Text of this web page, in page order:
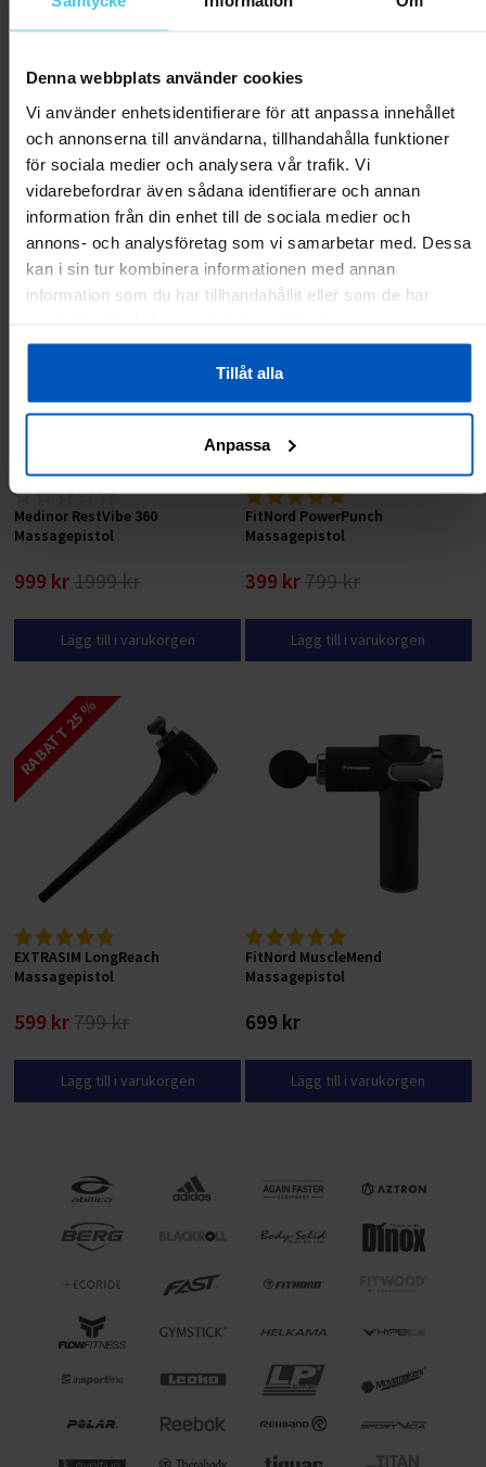
Denna webbplats använder cookies
Vi använder enhetsidentifierare för att anpassa innehållet
och annonserna till användarna, tillhandahålla funktioner
för sociala medier och analysera vår trafik. Vi
vidarebefordrar även sådana identifierare och annan
information från din enhet till de sociala medier och
annons- och analysföretag som vi samarbetar med. Dessa
kan i sin tur kombinera informationen med annan
information som du har tillhandahållit eller som de har
Tillåt alla
Anpassa
Kundrecensioner
Inga recensioner ännu.
Andra har även tittat på:
RABATT 50 %
Medinor RestVibe 360
Massagepistol
999 kr 1999 kr
Lägg till i varukorgen
RABATT 50 %
FitNord PowerPunch
Massagepistol
399 kr799 kr
Lägg till i varukorgen
RABATT 25 %
EXTRASIM LongReach
Massagepistol
599 kr 799 kr
Lägg till i varukorgen
FitNord MuscleMend
Massagepistol
699 kr
Lägg till i varukorgen